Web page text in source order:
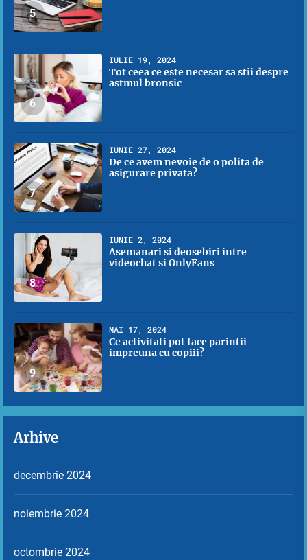
5
6
IULIE 19, 2024
Tot ceea ce este necesar sa stii despre
astmul bronsic
7
IUNIE 27, 2024
De ce avem nevoie de o polita de
asigurare privata?
8
IUNIE 2, 2024
Asemanari si deosebiri intre
videochat si OnlyFans
9
MAI 17, 2024
Ce activitati pot face parintii
impreuna cu copiii?
Arhive
decembrie 2024
noiembrie 2024
octombrie 2024